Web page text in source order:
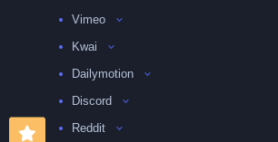
Vimeo
Kwai
Dailymotion
Discord
Reddit